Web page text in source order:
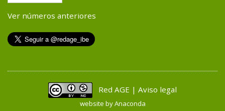
Ver números anteriores
Red AGE | Aviso legal
website byAnaconda